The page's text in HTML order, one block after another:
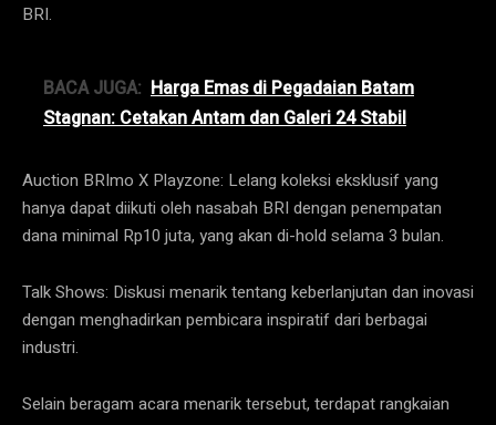
BRI.
BACA JUGA: Harga Emas di Pegadaian Batam
Stagnan: Cetakan Antam dan Galeri 24 Stabil
Auction BRImo X Playzone: Lelang koleksi eksklusif yang
hanya dapat diikuti oleh nasabah BRI dengan penempatan
dana minimal Rp10 juta, yang akan di-hold selama 3 bulan​.
Talk Shows: Diskusi menarik tentang keberlanjutan dan inovasi
dengan menghadirkan pembicara inspiratif dari berbagai
industri​.
Selain beragam acara menarik tersebut, terdapat rangkaian